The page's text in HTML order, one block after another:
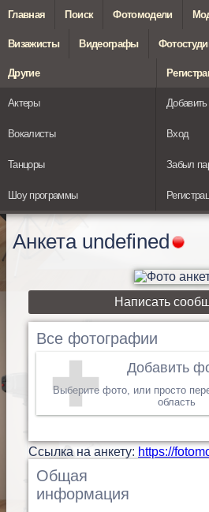
Главная Поиск Фотомодели
Визажисты Видеографы
Другие
Актеры
Вокалисты
Танцоры
Шоу программы
Добавить
Вход
Забыл
Анкета undefined
Написать
Все фотографии
Добавить
Выберите фото, или просто
область
Cсылка на анкету: https://
Общая
информация